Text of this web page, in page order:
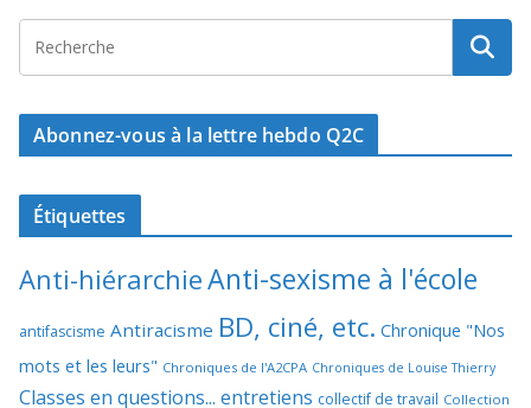
Abonnez-vous à la lettre hebdo Q2C
Étiquettes
Anti-hiérarchieAnti-sexisme à l'école
antifascisme Antiracisme BD, ciné, etc. Chronique "Nos
mots et les leurs" Chroniques de l'A2CPA Chroniques de Louise Thierry
Classes en questions... entretiens collectif de travail Collection